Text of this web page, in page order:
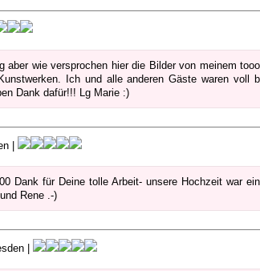
aber wie versprochen hier die Bilder von meinem
Ich und alle anderen Gäste waren voll
Dank dafür!!! Lg Marie :)
|
Dank für Deine tolle Arbeit- unsere Hochzeit war
Rene .-)
|